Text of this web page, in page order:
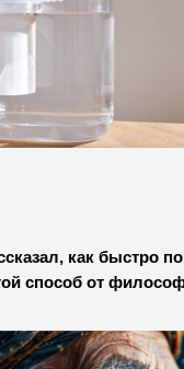
как быстро
способ от